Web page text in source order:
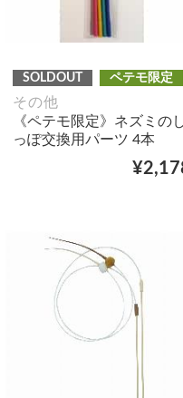
SOLDOUT ペテモ限定
その他
《ペテモ限定》ネズミの
っぽ交換用パーツ 4本